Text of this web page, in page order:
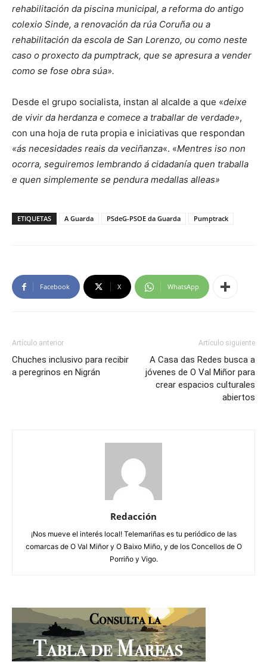
rehabilitación da piscina municipal, a reforma do antigo
colexio Sinde, a renovación da rúa Coruña ou a
rehabilitación da escola de San Lorenzo, ou como neste
caso o proxecto da pumptrack, que se apresura a vender
como se fose obra súa».
Desde el grupo socialista, instan al alcalde a que «deixe
de vivir da herdanza e comece a traballar de verdade»,
con una hoja de ruta propia e iniciativas que respondan
«ás necesidades reais da veciñanza«. «Mentres iso non
ocorra, seguiremos lembrando á cidadanía quen traballa
e quen simplemente se pendura medallas alleas»
ETIQUETAS A Guarda PSdeG-PSOE da Guarda Pumptrack
Facebook X WhatsApp
Artículo anterior
Chuches inclusivo para recibir
a peregrinos en Nigrán
Artículo siguiente
A Casa das Redes busca a
jóvenes de O Val Miñor para
crear espacios culturales
abiertos
Redacción
¡Nos mueve el interés local! Telemariñas es tu periódico de las
comarcas de O Val Miñor y O Baixo Miño, y de los Concellos de O
Porriño y Vigo.